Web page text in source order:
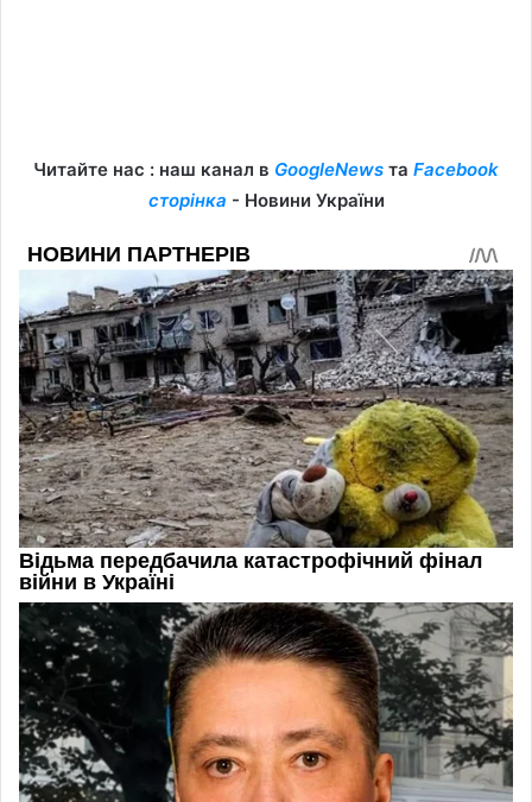
Читайте нас : наш канал в GoogleNews та Facebook
сторінка - Новини України